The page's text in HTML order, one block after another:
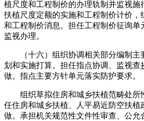
植尺度和工程制价的办理轨制并监视施
扶植尺度定额的实施和工程制价计价，
和工程制价消息。担任工程制价征询单
监视办理。
（十六）组织协调相关部分编制主
划和实施打算。担任指点协调、监视查
做。指点主要方针单元落实防护要求。
组织草拟住房和城乡扶植范畴处所
任住房和城乡扶植、人平易近防空扶植
做。承担机关规范性文件性审查、公允